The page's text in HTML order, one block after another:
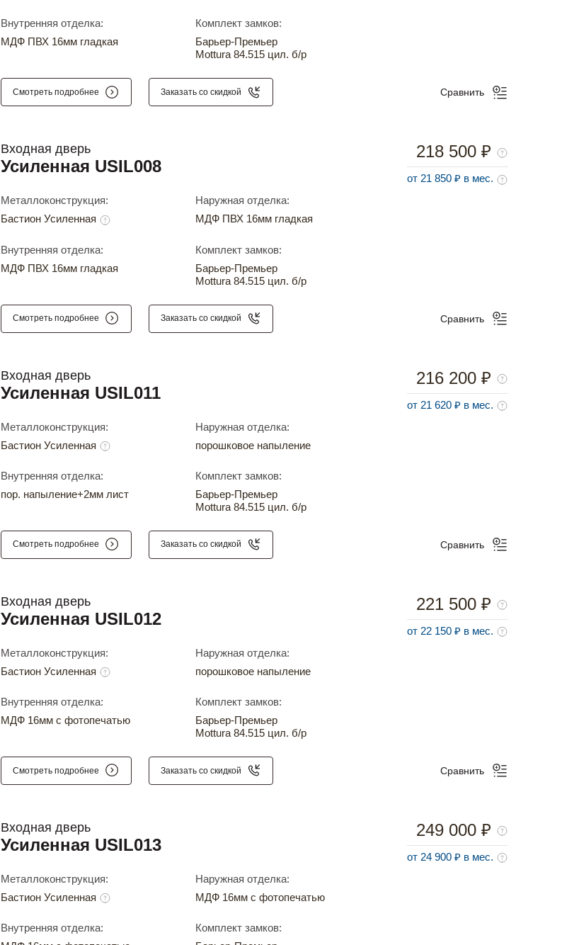
Внутренняя отделка:
МДФ ПВХ 16мм гладкая
Комплект замков:
Барьер-Премьер
Mottura 84.515 цил. б/р
Смотреть подробнее Заказать со скидкой Сравнить
Входная дверь
Усиленная USIL008
Металлоконструкция:
Бастион Усиленная
Наружная отделка:
МДФ ПВХ 16мм гладкая
Внутренняя отделка:
МДФ ПВХ 16мм гладкая
Комплект замков:
Барьер-Премьер
Mottura 84.515 цил. б/р
218 500 ₽
от 21 850 ₽ в мес.
Смотреть подробнее Заказать со скидкой Сравнить
Входная дверь
Усиленная USIL011
Металлоконструкция:
Бастион Усиленная
Наружная отделка:
порошковое напыление
Внутренняя отделка:
пор. напыление+2мм лист
Комплект замков:
Барьер-Премьер
Mottura 84.515 цил. б/р
216 200 ₽
от 21 620 ₽ в мес.
Смотреть подробнее Заказать со скидкой Сравнить
Входная дверь
Усиленная USIL012
Металлоконструкция:
Бастион Усиленная
Наружная отделка:
порошковое напыление
Внутренняя отделка:
МДФ 16мм с фотопечатью
Комплект замков:
Барьер-Премьер
Mottura 84.515 цил. б/р
221 500 ₽
от 22 150 ₽ в мес.
Смотреть подробнее Заказать со скидкой Сравнить
Входная дверь
Усиленная USIL013
Металлоконструкция:
Бастион Усиленная
Наружная отделка:
МДФ 16мм с фотопечатью
Внутренняя отделка:
Комплект замков:
249 000 ₽
от 24 900 ₽ в мес.